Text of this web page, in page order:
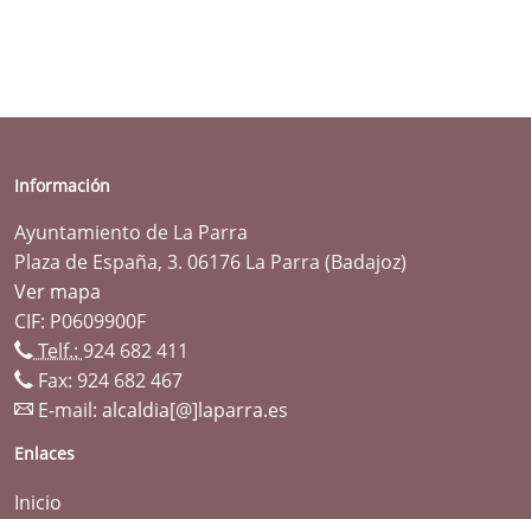
Información
Ayuntamiento de La Parra
Plaza de España, 3. 06176 La Parra (Badajoz)
Ver mapa
CIF: P0609900F
Telf.: 924 682 411
Fax: 924 682 467
E-mail: alcaldia[@]laparra.es
Enlaces
Inicio